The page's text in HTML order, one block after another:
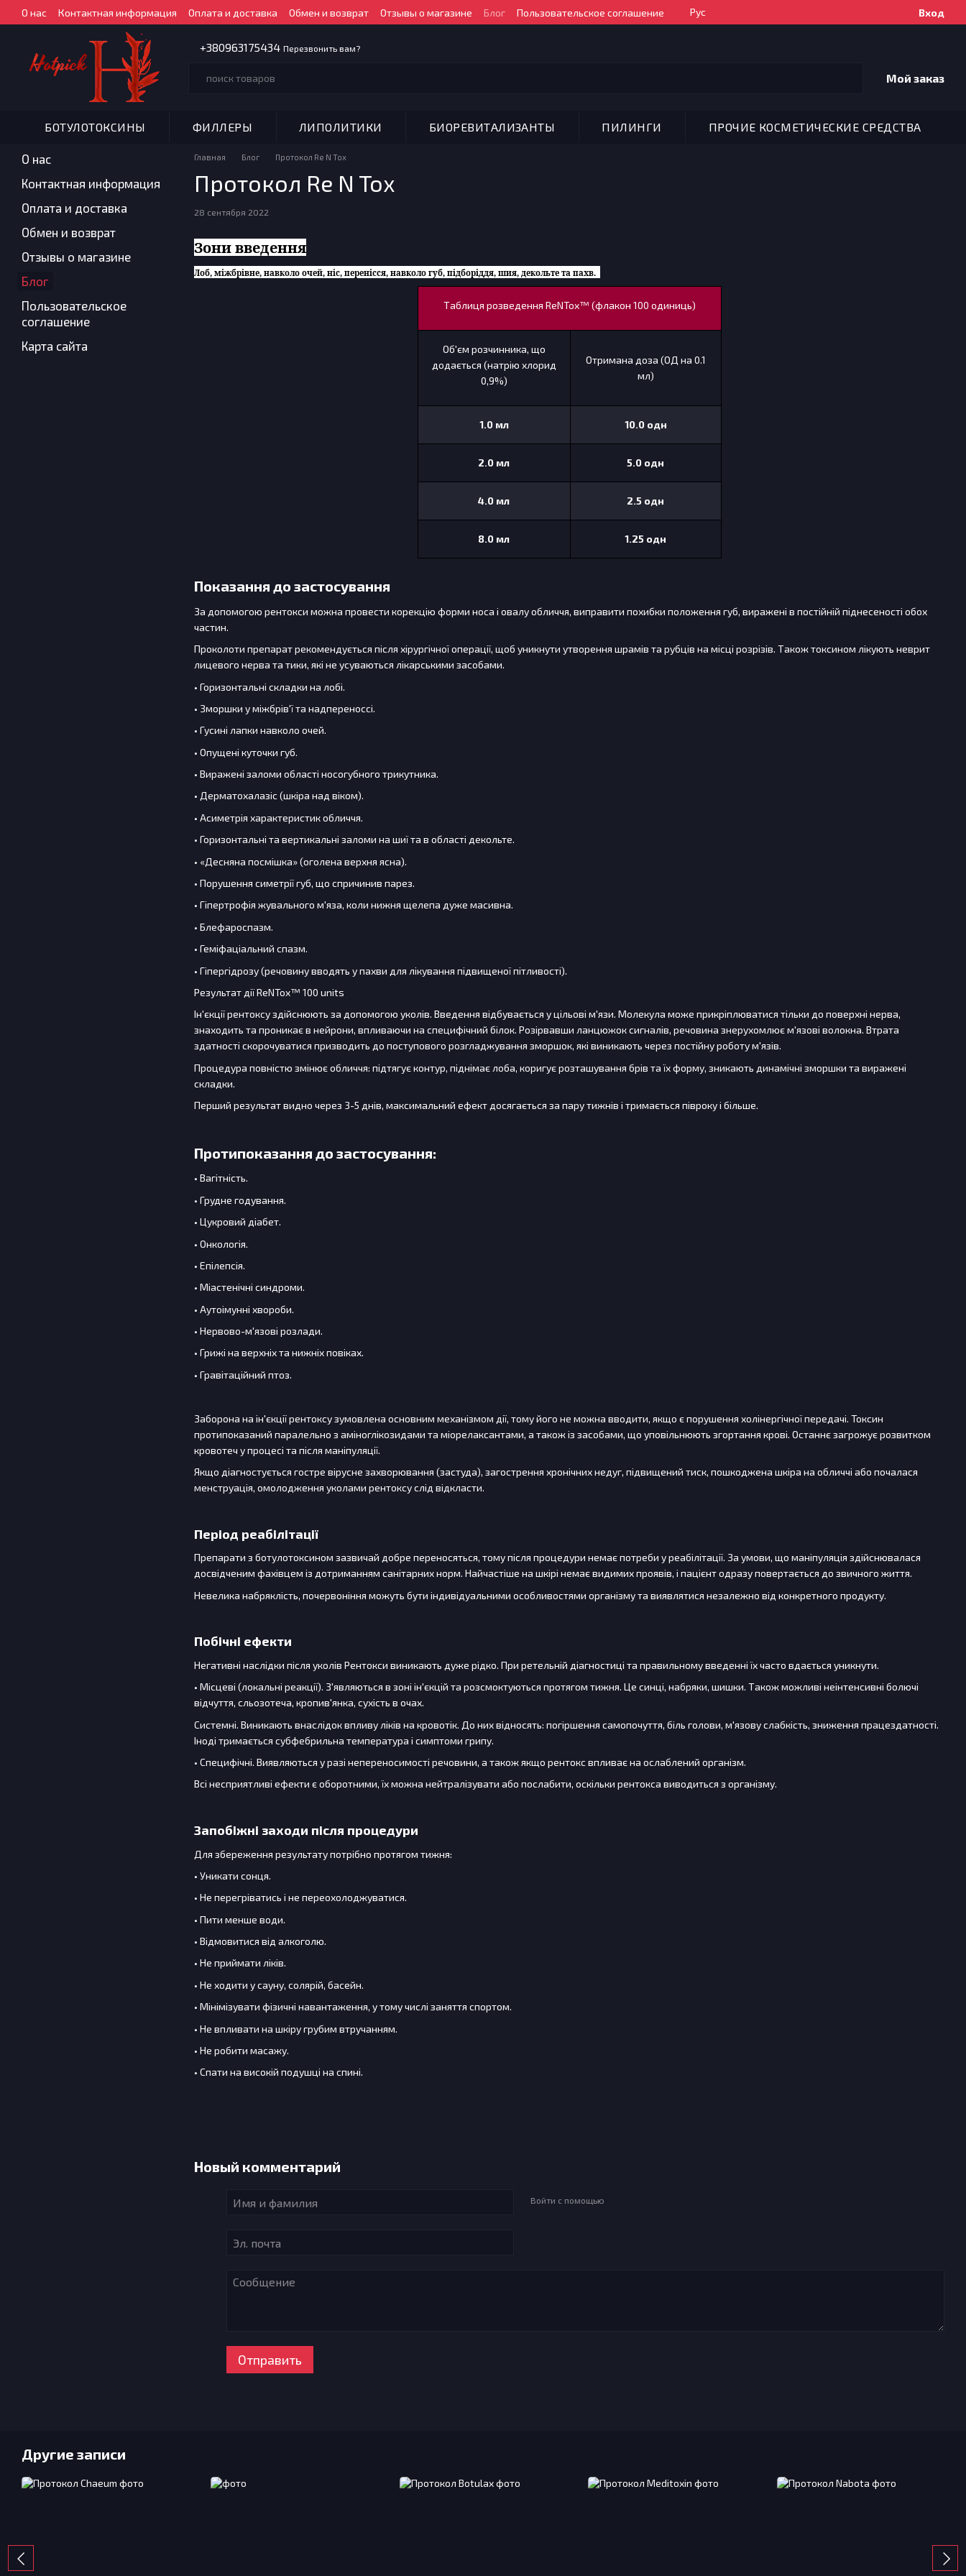
Перейти к основному контенту
О нас Контактная информация Оплата и доставка Обмен и возврат Отзывы о магазине Блог Пользовательское соглашение Рус Вход
+380963175434 Перезвонить вам?
Мой заказ
БОТУЛОТОКСИНЫ ФИЛЛЕРЫ ЛИПОЛИТИКИ БИОРЕВИТАЛИЗАНТЫ ПИЛИНГИ ПРОЧИЕ КОСМЕТИЧЕСКИЕ СРЕДСТВА
Главная Блог Протокол Re N Tox
Протокол Re N Tox
28 сентября 2022
Зони введення
Лоб, міжбрівне, навколо очей, ніс, перенісся, навколо губ, підборіддя, шия, декольте та пахв.
Таблиця розведення ReNTox™ (флакон 100 одиниць)
Об'єм розчинника, що
додається (натрію хлорид
0,9%)
Отримана доза (ОД на 0.1
мл)
1.0 мл 10.0 одн
2.0 мл 5.0 одн
4.0 мл 2.5 одн
8.0 мл 1.25 одн
Показання до застосування
За допомогою рентокси можна провести корекцію форми носа і овалу обличчя, виправити похибки положення губ, виражені в постійній піднесеності обох
частин.
Проколоти препарат рекомендується після хірургічної операції, щоб уникнути утворення шрамів та рубців на місці розрізів. Також токсином лікують неврит
лицевого нерва та тики, які не усуваються лікарськими засобами.
• Горизонтальні складки на лобі.
• Зморшки у міжбрів'ї та надпереноссі.
• Гусині лапки навколо очей.
• Опущені куточки губ.
• Виражені заломи області носогубного трикутника.
• Дерматохалазіс (шкіра над віком).
• Асиметрія характеристик обличчя.
• Горизонтальні та вертикальні заломи на шиї та в області декольте.
• «Десняна посмішка» (оголена верхня ясна).
• Порушення симетрії губ, що спричинив парез.
• Гіпертрофія жувального м'яза, коли нижня щелепа дуже масивна.
• Блефароспазм.
• Геміфаціальний спазм.
• Гіпергідрозу (речовину вводять у пахви для лікування підвищеної пітливості).
Результат дії ReNTox™ 100 units
Ін'єкції рентоксу здійснюють за допомогою уколів. Введення відбувається у цільові м'язи. Молекула може прикріплюватися тільки до поверхні нерва,
знаходить та проникає в нейрони, впливаючи на специфічний білок. Розірвавши ланцюжок сигналів, речовина знерухомлює м'язові волокна. Втрата
здатності скорочуватися призводить до поступового розгладжування зморшок, які виникають через постійну роботу м'язів.
Процедура повністю змінює обличчя: підтягує контур, піднімає лоба, коригує розташування брів та їх форму, зникають динамічні зморшки та виражені
складки.
Перший результат видно через 3-5 днів, максимальний ефект досягається за пару тижнів і тримається півроку і більше.
Протипоказання до застосування:
• Вагітність.
• Грудне годування.
• Цукровий діабет.
• Онкологія.
• Епілепсія.
• Міастенічні синдроми.
• Аутоімунні хвороби.
• Нервово-м'язові розлади.
• Грижі на верхніх та нижніх повіках.
• Гравітаційний птоз.
Заборона на ін'єкції рентоксу зумовлена ​​основним механізмом дії, тому його не можна вводити, якщо є порушення холінергічної передачі. Токсин
протипоказаний паралельно з аміноглікозидами та міорелаксантами, а також із засобами, що уповільнюють згортання крові. Останнє загрожує розвитком
кровотеч у процесі та після маніпуляції.
Якщо діагностується гостре вірусне захворювання (застуда), загострення хронічних недуг, підвищений тиск, пошкоджена шкіра на обличчі або почалася
менструація, омолодження уколами рентоксу слід відкласти.
Період реабілітації
Препарати з ботулотоксином зазвичай добре переносяться, тому після процедури немає потреби у реабілітації. За умови, що маніпуляція здійснювалася
досвідченим фахівцем із дотриманням санітарних норм. Найчастіше на шкірі немає видимих ​​проявів, і пацієнт одразу повертається до звичного життя.
Невелика набряклість, почервоніння можуть бути індивідуальними особливостями організму та виявлятися незалежно від конкретного продукту.
Побічні ефекти
Негативні наслідки після уколів Рентокси виникають дуже рідко. При ретельній діагностиці та правильному введенні їх часто вдається уникнути.
• Місцеві (локальні реакції). З'являються в зоні ін'єкцій та розсмоктуються протягом тижня. Це синці, набряки, шишки. Також можливі неінтенсивні болючі
відчуття, сльозотеча, кропив'янка, сухість в очах.
Системні. Виникають внаслідок впливу ліків на кровотік. До них відносять: погіршення самопочуття, біль голови, м'язову слабкість, зниження працездатності.
Іноді тримається субфебрильна температура і симптоми грипу.
• Специфічні. Виявляються у разі непереносимості речовини, а також якщо рентокс впливає на ослаблений організм.
Всі несприятливі ефекти є оборотними, їх можна нейтралізувати або послабити, оскільки рентокса виводиться з організму.
Запобіжні заходи після процедури
Для збереження результату потрібно протягом тижня:
• Уникати сонця.
• Не перегріватись і не переохолоджуватися.
• Пити менше води.
• Відмовитися від алкоголю.
• Не приймати ліків.
• Не ходити у сауну, солярій, басейн.
• Мінімізувати фізичні навантаження, у тому числі заняття спортом.
• Не впливати на шкіру грубим втручанням.
• Не робити масажу.
• Спати на високій подушці на спині.
Новый комментарий
Войти с помощью
Отправить
О нас
Контактная информация
Оплата и доставка
Обмен и возврат
Отзывы о магазине
Блог
Пользовательское
соглашение
Карта сайта
Другие записи